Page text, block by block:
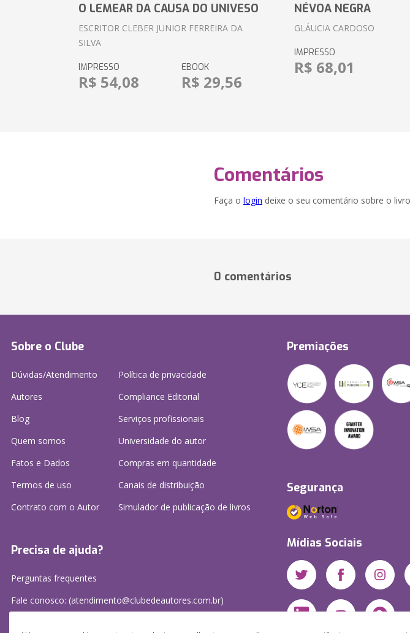
O LEMEAR DA CAUSA DO UNIVESO
ESCRITOR CLEBER JUNIOR FERREIRA DA
SILVA
IMPRESSO
R$ 54,08
EBOOK
R$ 29,56
NÉVOA NEGRA
GLÁUCIA CARDOSO
IMPRESSO
R$ 68,01
Comentários
Faça o login deixe o seu comentário sobre o
0 comentários
Sobre o Clube
Dúvidas/Atendimento
Autores
Blog
Quem somos
Fatos e Dados
Termos de uso
Contrato com o Autor
Política de privacidade
Compliance Editorial
Serviços profissionais
Universidade do autor
Compras em quantidade
Canais de distribuição
Simulador de publicação de livros
Precisa de ajuda?
Perguntas frequentes
Fale conosco: (atendimento@clubedeautores.com.br)
Premiações
Segurança
Mídias Sociais